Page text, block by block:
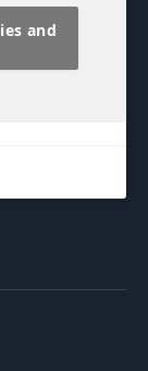
and